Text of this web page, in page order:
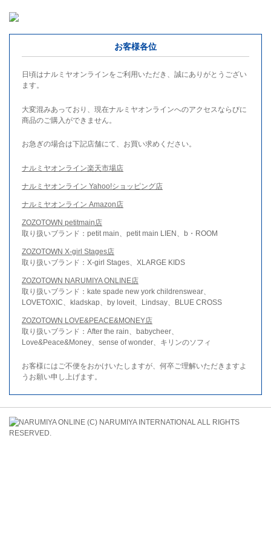
お客様各位
日頃はナルミヤオンラインをご利用いただき、誠にありがとうござい
ます。
大変混みあっており、現在ナルミヤオンラインへのアクセスならびに
商品のご購入ができません。
お急ぎの場合は下記店舗にて、お買い求めください。
ナルミヤオンライン楽天市場店
ナルミヤオンライン Yahoo!ショッピング店
ナルミヤオンライン Amazon店
ZOZOTOWN petitmain店
取り扱いブランド：petit main、petit main LIEN、b・ROOM
ZOZOTOWN X-girl Stages店
取り扱いブランド：X-girl Stages、XLARGE KIDS
ZOZOTOWN NARUMIYA ONLINE店
取り扱いブランド：kate spade new york childrenswear、
LOVETOXIC、kladskap、by loveit、Lindsay、BLUE CROSS
ZOZOTOWN LOVE&PEACE&MONEY店
取り扱いブランド：After the rain、babycheer、
Love&Peace&Money、sense of wonder、キリンのソフィ
お客様にはご不便をおかけいたしますが、何卒ご理解いただきますよ
うお願い申し上げます。